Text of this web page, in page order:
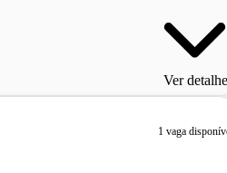
Ver
1 vaga